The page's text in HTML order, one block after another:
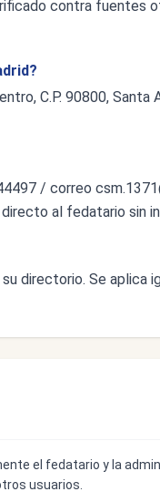
contra fuentes
C.P. 90800, Santa
/ correo
al fedatario sin
directorio. Se aplica
el fedatario y la
usuarios.